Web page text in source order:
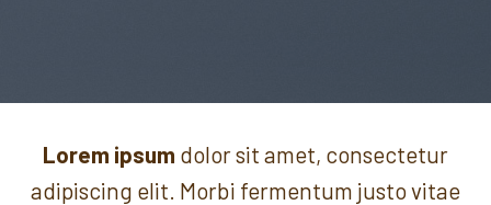
Lorem ipsum dolor sit amet, consectetur
adipiscing elit. Morbi fermentum justo vitae